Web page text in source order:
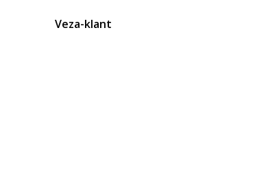
Veza-klant